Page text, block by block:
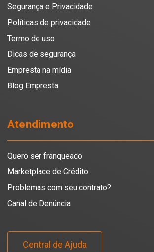
Segurança e Privacidade
Políticas de privacidade
Termo de uso
Dicas de segurança
Empresta na mídia
Blog Empresta
Atendimento
Quero ser franqueado
Marketplace de Crédito
Problemas com seu contrato?
Canal de Denúncia
Central de Ajuda